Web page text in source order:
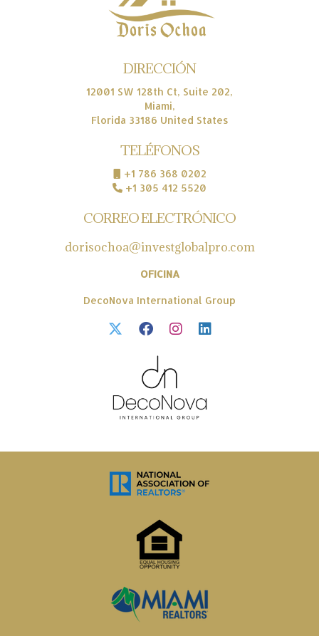
DIRECCIÓN
12001 SW 128th Ct, Suite 202,
Miami,
Florida 33186 United States
TELÉFONOS
+1 786 368 0202
+1 305 412 5520
CORREO ELECTRÓNICO
dorisochoa@investglobalpro.com
OFICINA
DecoNova International Group